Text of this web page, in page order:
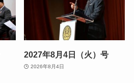
2027年8月4日（火）号
2026年8月4日